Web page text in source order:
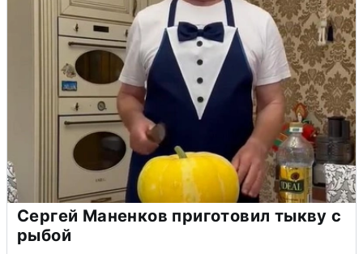
Сергей Маненков приготовил тыкву с
рыбой